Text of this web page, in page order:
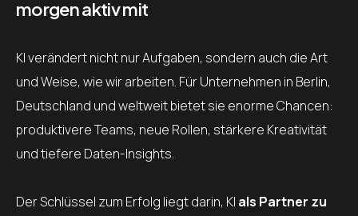
morgen aktiv mit
KI verändert nicht nur Aufgaben, sondern auch die Art
und Weise, wie wir arbeiten. Für Unternehmen in Berlin,
Deutschland und weltweit bietet sie enorme Chancen:
produktivere Teams, neue Rollen, stärkere Kreativität
und tiefere Daten-Insights.
Der Schlüssel zum Erfolg liegt darin, KI als Partner zu